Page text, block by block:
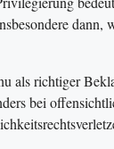
dann,
als richtiger
bei